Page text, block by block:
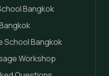
Bangkok
School Bangkok
Workshop